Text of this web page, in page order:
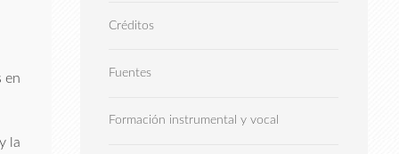
en
la
Créditos
Fuentes
Formación instrumental y vocal